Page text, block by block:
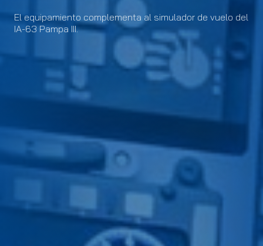
El equipamiento complementa al simulador de vuelo del
IA-63 Pampa III.